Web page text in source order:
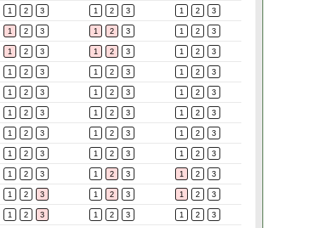
1 2 3 1 2 3 1 2 3
1 2 3 1 2 3 1 2 3
1 2 3 1 2 3 1 2 3
1 2 3 1 2 3 1 2 3
1 2 3 1 2 3 1 2 3
1 2 3 1 2 3 1 2 3
1 2 3 1 2 3 1 2 3
1 2 3 1 2 3 1 2 3
1 2 3 1 2 3 1 2 3
1 2 3 1 2 3 1 2 3
1 2 3 1 2 3 1 2 3